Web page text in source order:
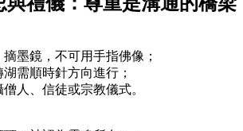
墨鏡，不可用手指佛像；
需順時針方向進行；
人、信徒或宗教儀式。